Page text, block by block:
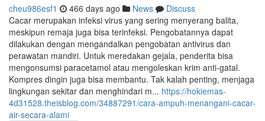
cheu986esf1 466 days ago News
Discuss
Cacar merupakan infeksi virus yang sering menyerang balita,
meskipun remaja juga bisa terinfeksi. Pengobatannya dapat
dilakukan dengan mengandalkan pengobatan antivirus dan
perawatan mandiri. Untuk meredakan gejala, penderita bisa
mengonsumsi paracetamol atau mengoleskan krim anti-gatal.
Kompres dingin juga bisa membantu. Tak kalah penting, menjaga
lingkungan sekitar dan menghindari m... https://hokiemas-
4d31528.theisblog.com/34887291/cara-ampuh-menangani-cacar-
air-secara-alami